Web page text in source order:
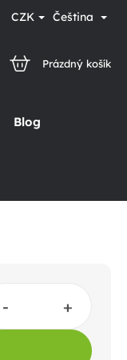
CZK Čeština
NÁKUPNÍ
Prázdný košík
Blog